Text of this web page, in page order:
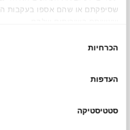
שסיפקתם או שהם אספו בעקבות
הסכמה
הכרחיות
העדפות
סטטיסטיקה
כניסה של בית.
50X70 ס"מ